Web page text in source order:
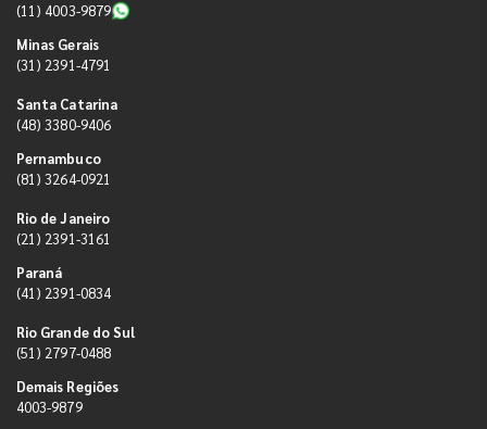
(11) 4003-9879
Minas Gerais
(31) 2391-4791
Santa Catarina
(48) 3380-9406
Pernambuco
(81) 3264-0921
Rio de Janeiro
(21) 2391-3161
Paraná
(41) 2391-0834
Rio Grande do Sul
(51) 2797-0488
Demais Regiões
4003-9879